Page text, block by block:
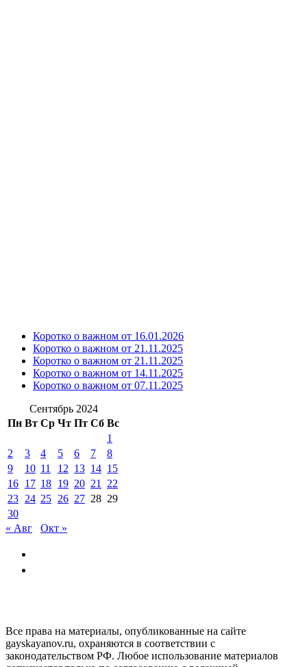
Коротко о важном от 16.01.2026
Коротко о важном от 21.11.2025
Коротко о важном от 21.11.2025
Коротко о важном от 14.11.2025
Коротко о важном от 07.11.2025
Сентябрь 2024
Пн Вт Ср Чт Пт Сб Вс
1
2
3 4 5 6 7
8
9
10 11 12 13 14 15
16 17 18 19 20 21
22
23 24 25 26 27 28 29
30
« Авг
Окт »
Все права на материалы, опубликованные на сайте
gayskayanov.ru, охраняются в соответствии с
законодательством РФ. Любое использование материалов